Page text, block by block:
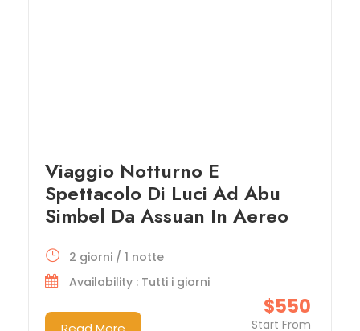
Viaggio Notturno E
Spettacolo Di Luci Ad Abu
Simbel Da Assuan In Aereo
$550
Start From
2 giorni / 1 notte
Availability : Tutti i giorni